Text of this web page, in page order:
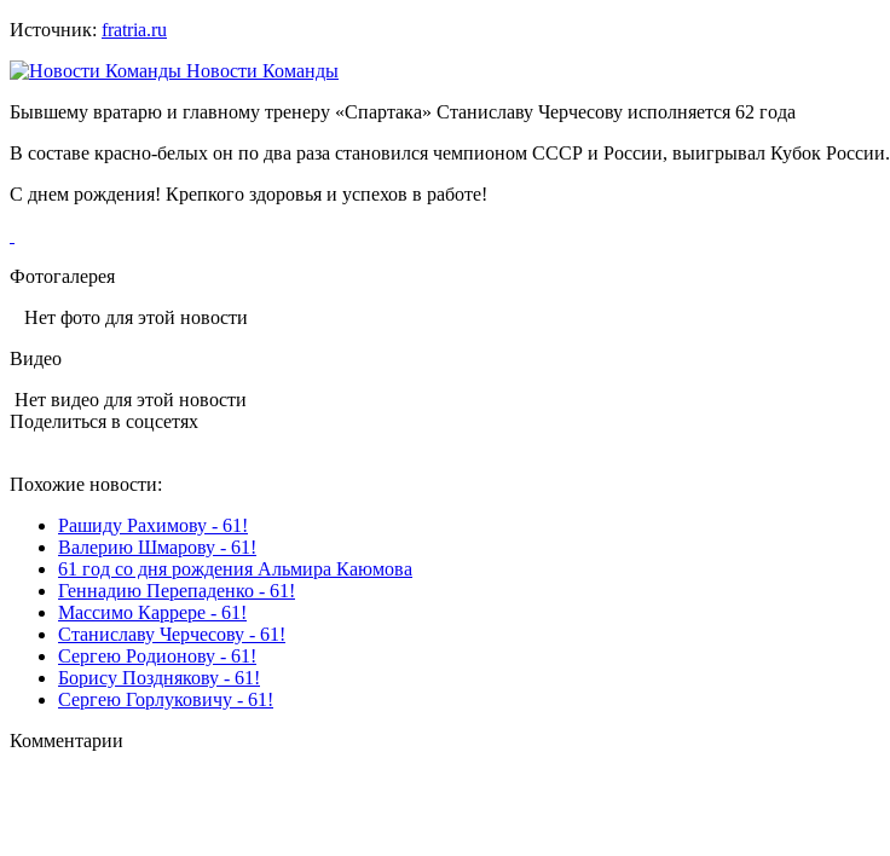
Источник: fratria.ru
Новости Команды
Бывшему вратарю и главному тренеру «Спартака» Станиславу Черчесову исполняется 62 года
В составе красно-белых он по два раза становился чемпионом СССР и России, выигрывал Кубок России.
С днем рождения! Крепкого здоровья и успехов в работе!
Фотогалерея
Нет фото для этой новости
Видео
Нет видео для этой новости
Поделиться в соцсетях
Похожие новости:
Рашиду Рахимову - 61!
Валерию Шмарову - 61!
61 год со дня рождения Альмира Каюмова
Геннадию Перепаденко - 61!
Массимо Каррере - 61!
Станиславу Черчесову - 61!
Сергею Родионову - 61!
Борису Позднякову - 61!
Сергею Горлуковичу - 61!
Комментарии